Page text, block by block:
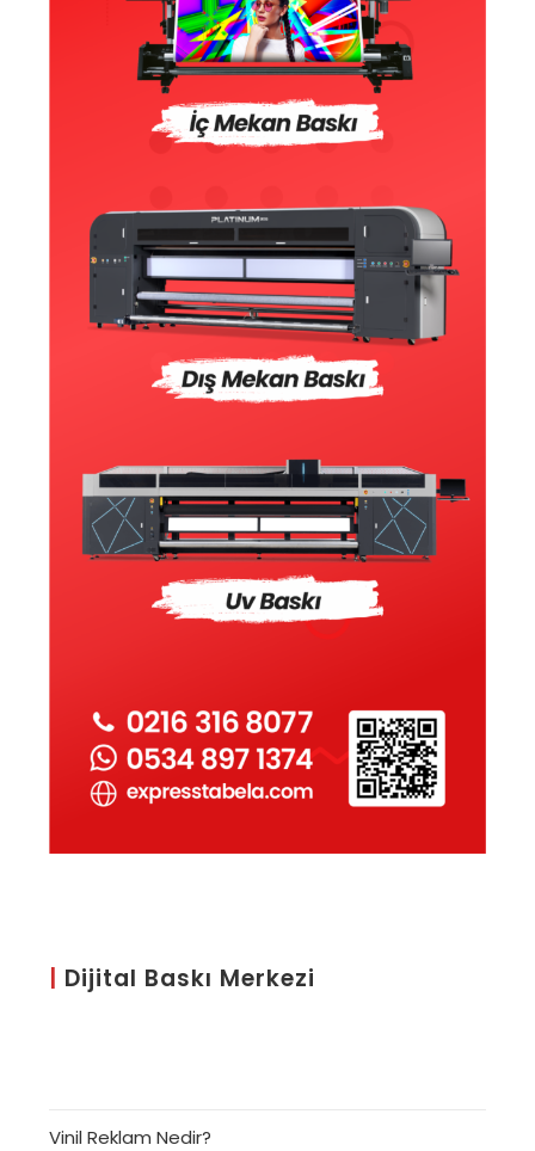
Dijital Baskı Merkezi
Vinil Reklam Nedir?